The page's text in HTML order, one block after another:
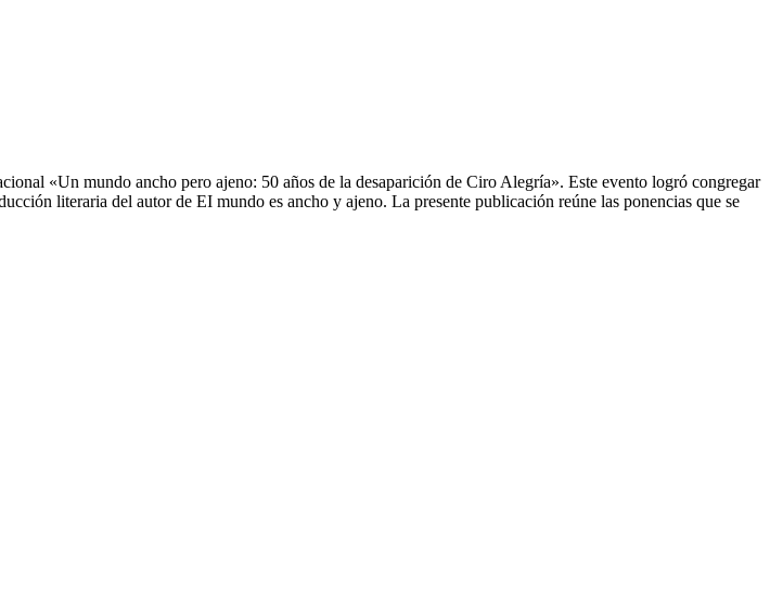
«Un mundo ancho pero ajeno: 50 años de la desaparición de Ciro Alegría». Este evento logró congregar
literaria del autor de EI mundo es ancho y ajeno. La presente publicación reúne las ponencias que se